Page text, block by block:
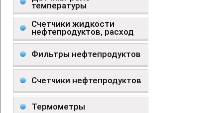
температуры
Счетчики жидкости
нефтепродуктов, расход
Фильтры нефтепродуктов
Счетчики нефтепродуктов
Термометры